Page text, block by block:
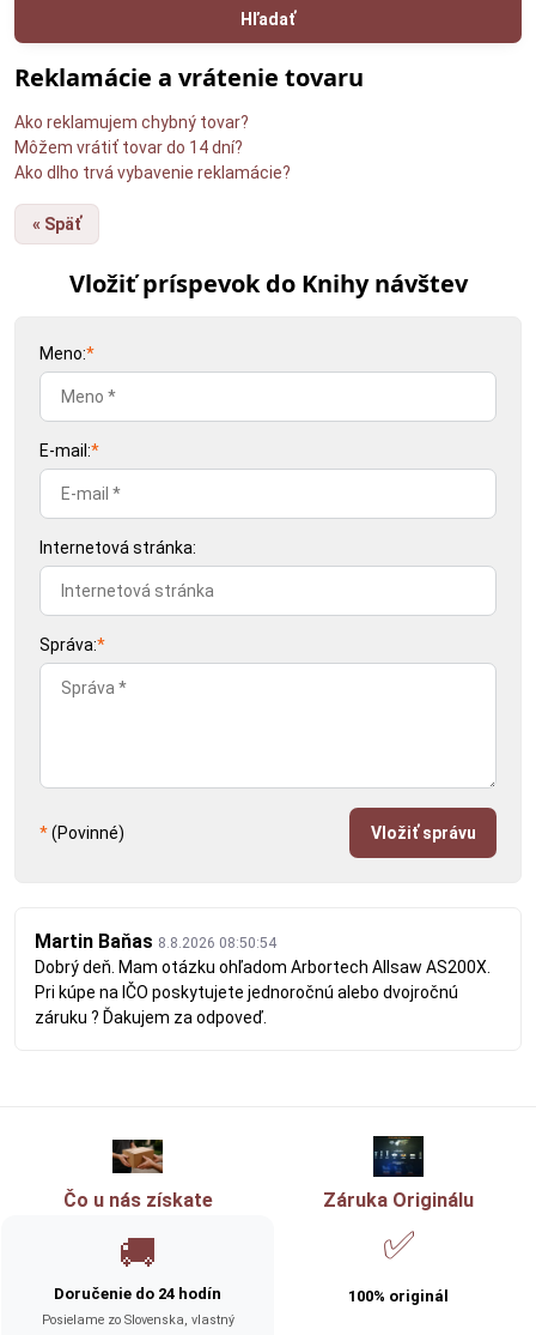
Hľadať
Reklamácie a vrátenie tovaru
Ako reklamujem chybný tovar?
Môžem vrátiť tovar do 14 dní?
Ako dlho trvá vybavenie reklamácie?
« Späť
Vložiť príspevok do Knihy návštev
Meno:*
E-mail:*
Internetová stránka:
Správa:*
*(Povinné) Vložiť správu
Martin Baňas 8.8.2026 08:50:54
Dobrý deň. Mam otázku ohľadom Arbortech Allsaw AS200X.
Pri kúpe na IČO poskytujete jednoročnú alebo dvojročnú
záruku ? Ďakujem za odpoveď.
Čo u nás získate
🚚
Doručenie do 24 hodín
Posielame zo Slovenska, vlastný
Záruka Originálu
✅
100% originál